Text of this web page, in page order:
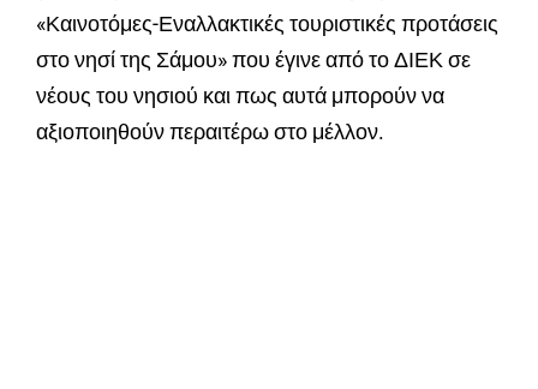
«Καινοτόμες-Εναλλακτικές τουριστικές προτάσεις
στο νησί της Σάμου» που έγινε από το ΔΙΕΚ σε
νέους του νησιού και πως αυτά μπορούν να
αξιοποιηθούν περαιτέρω στο μέλλον.